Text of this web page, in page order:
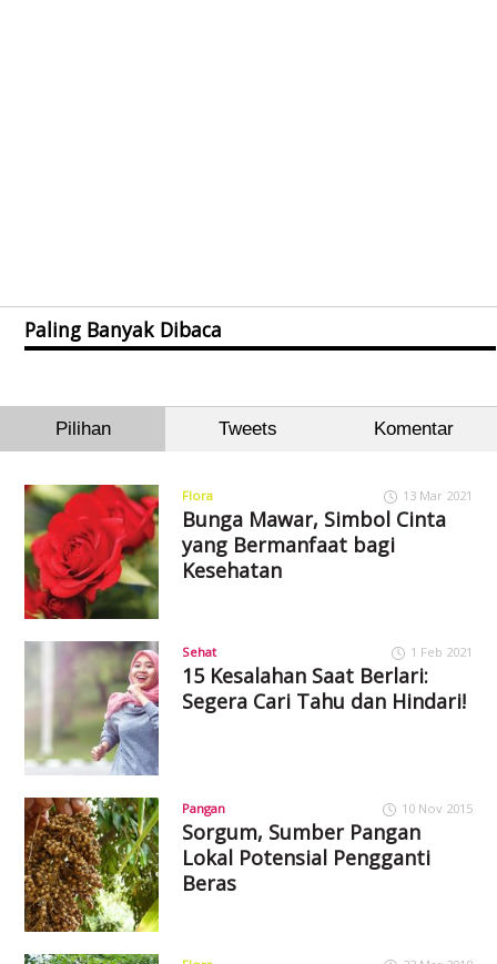
Paling Banyak Dibaca
Pilihan Tweets Komentar
Flora 13 Mar 2021
Bunga Mawar, Simbol Cinta
yang Bermanfaat bagi
Kesehatan
Sehat 1 Feb 2021
15 Kesalahan Saat Berlari:
Segera Cari Tahu dan Hindari!
Pangan 10 Nov 2015
Sorgum, Sumber Pangan
Lokal Potensial Pengganti
Beras